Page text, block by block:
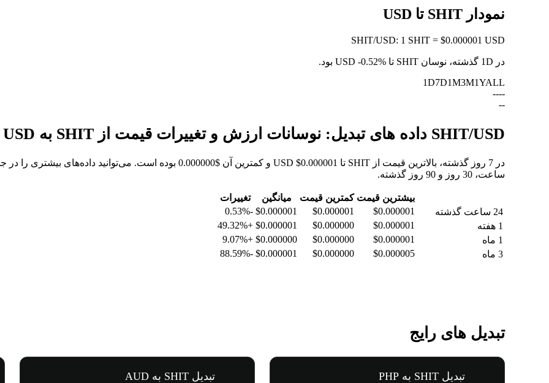
نمودار SHIT تا USD
SHIT/USD: 1 SHIT = $0.000001 USD
در 1D گذشته، نوسان SHIT تا USD -0.52%
بود.
1D7D1M3M1YALL
--
--
--
SHIT/USD داده های تبدیل: نوسانات ارزش و تغییرات قیمت از SHIT به USD
ساعت، 30 روز و 90 روز گذشته.
بیشترین قیمت کمترین قیمت میانگین
تغییرات
24 ساعت گذشته
$0.000001
$0.000001
$0.000001
-0.53%
1 هفته
$0.000001
$0.000000
$0.000001
+49.32%
1 ماه
$0.000001
$0.000000
$0.000000
+9.07%
3 ماه
$0.000005
$0.000000
$0.000001
-88.59%
تبدیل های رایج
تبدیل SHIT به PHP تبدیل SHIT به AUD